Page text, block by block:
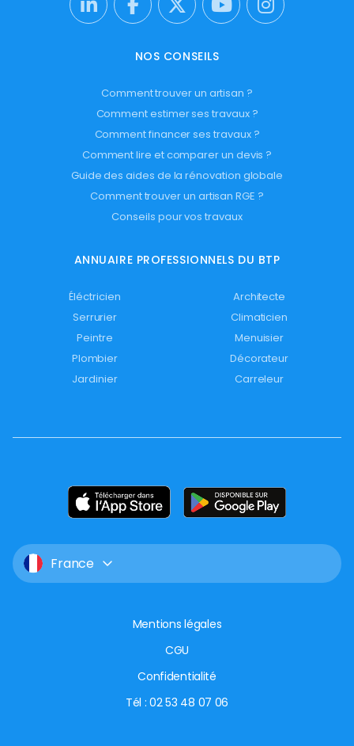
NOS CONSEILS
Comment trouver un artisan ?
Comment estimer ses travaux ?
Comment financer ses travaux ?
Comment lire et comparer un devis ?
Guide des aides de la rénovation globale
Comment trouver un artisan RGE ?
Conseils pour vos travaux
ANNUAIRE PROFESSIONNELS DU BTP
Éléctricien
Architecte
Serrurier
Climaticien
Peintre
Menuisier
Plombier
Décorateur
Jardinier
Carreleur
France
Mentions légales
CGU
Confidentialité
Tél : 02 53 48 07 06